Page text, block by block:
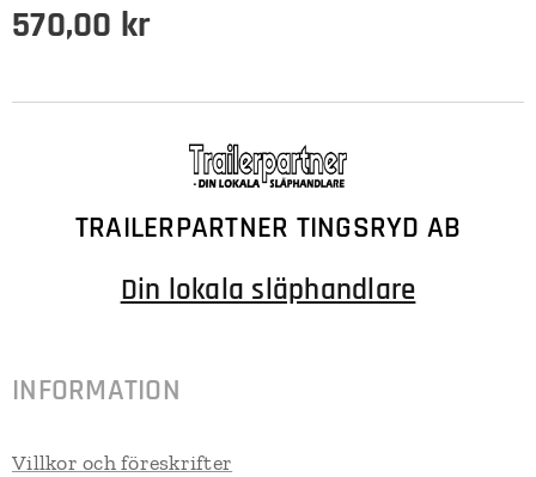
570,00 kr
TRAILERPARTNER TINGSRYD AB
Din lokala släphandlare
INFORMATION
Villkor och föreskrifter